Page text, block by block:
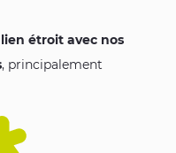
étroit avec nos
, principalement